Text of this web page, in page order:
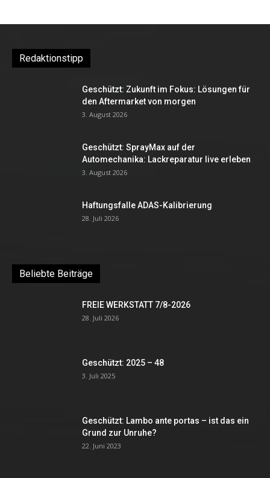
Redaktionstipp
Geschützt: Zukunft im Fokus: Lösungen für
den Aftermarket von morgen
3. August 2026
Geschützt: SprayMax auf der
Automechanika: Lackreparatur live erleben
3. August 2026
Haftungsfalle ADAS-Kalibrierung
28. Juli 2026
Beliebte Beiträge
FREIE WERKSTATT 7/8-2026
28. Juli 2026
Geschützt: 2025 – 48
3. Juli 2025
Geschützt: Lambo ante portas – ist das ein
Grund zur Unruhe?
22. Juni 2023